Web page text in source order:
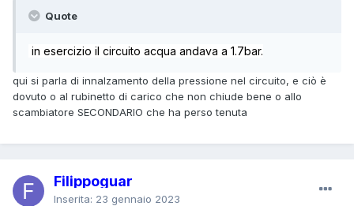
Quote
in esercizio il circuito acqua andava a 1.7bar.
qui si parla di innalzamento della pressione nel circuito, e ciò è
dovuto o al rubinetto di carico che non chiude bene o allo
scambiatore SECONDARIO che ha perso tenuta
Filippoguar
Inserita: 23 gennaio 2023